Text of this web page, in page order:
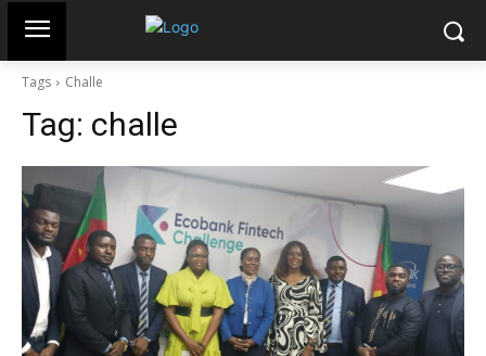
Tags Challe
Tag: challe